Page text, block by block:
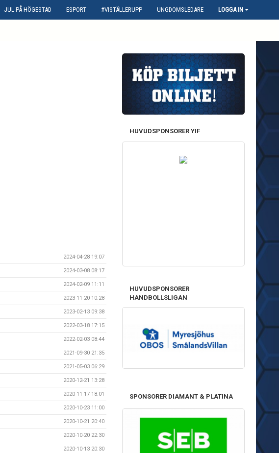
JUL PÅ HÖGESTAD ESPORT #VISTÄLLERUPP UNGDOMSLEDARE LOGGA IN
2024-04-28 19:07
2024-03-08 08:17
2024-02-09 11:11
2023-11-20 10:28
2023-02-13 09:38
2022-03-18 17:15
2022-02-03 08:44
2021-09-30 21:35
2021-05-03 06:29
2020-12-21 13:28
2020-11-17 18:01
2020-10-23 11:00
2020-10-21 20:40
2020-10-20 22:30
2020-10-13 20:30
HUVUDSPONSORER YIF
HUVUDSPONSORER
HANDBOLLSLIGAN
SPONSORER DIAMANT & PLATINA